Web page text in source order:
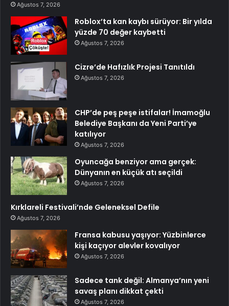
Ağustos 7, 2026
Roblox’ta kan kaybı sürüyor: Bir yılda
yüzde 70 değer kaybetti
Ağustos 7, 2026
Cizre’de Hafızlık Projesi Tanıtıldı
Ağustos 7, 2026
CHP’de peş peşe istifalar! İmamoğlu
Belediye Başkanı da Yeni Parti’ye
katılıyor
Ağustos 7, 2026
Oyuncağa benziyor ama gerçek:
Dünyanın en küçük atı seçildi
Ağustos 7, 2026
Kırklareli Festivali’nde Geleneksel Defile
Ağustos 7, 2026
Fransa kabusu yaşıyor: Yüzbinlerce
kişi kaçıyor alevler kovalıyor
Ağustos 7, 2026
Sadece tank değil: Almanya’nın yeni
savaş planı dikkat çekti
Ağustos 7, 2026